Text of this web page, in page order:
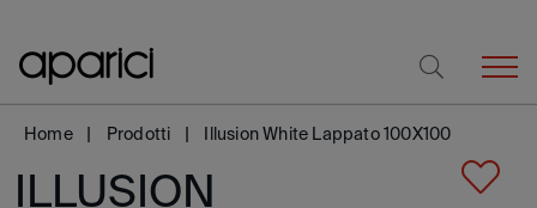
Home Prodotti Illusion White Lappato 100X100
ILLUSION